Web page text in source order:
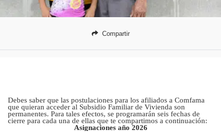
Compartir
Debes saber que las postulaciones para los afiliados a Comfama
que quieran acceder al Subsidio Familiar de Vivienda son
permanentes. Para tales efectos, se programarán seis fechas de
cierre para cada una de ellas que te compartimos a continuación:
Asignaciones año 2026